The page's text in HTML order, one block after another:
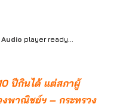
player ready...
ปีกินได้ แต่สภาผู้
งพาณิชย์ฯ – กระทรวง